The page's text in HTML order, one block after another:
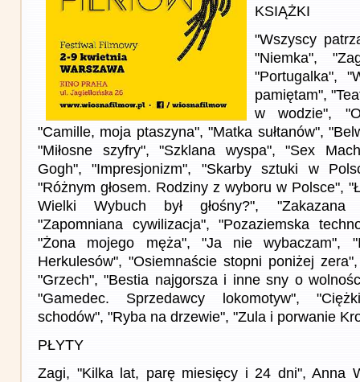
KSIĄŻKI
"Wszyscy
"Niemka",
"Portugalka",
pamiętam",
w wodzie",
"Camille, moja ptaszyna", "Matka sułtanów",
"Miłosne szyfry", "Szklana wyspa", "Sex
Gogh", "Impresjonizm", "Skarby sztuki w
"Różnym głosem. Rodziny z wyboru w Polsce",
Wielki Wybuch był głośny?", "Zakazana
"Zapomniana cywilizacja", "Pozaziemska
"Żona mojego męża", "Ja nie wybaczam",
Herkulesów", "Osiemnaście stopni poniżej
"Grzech", "Bestia najgorsza i inne sny o
"Gamedec. Sprzedawcy lokomotyw",
schodów", "Ryba na drzewie", "Zula i porwanie
PŁYTY
Zagi, "Kilka lat, parę miesięcy i 24 dni", Anna